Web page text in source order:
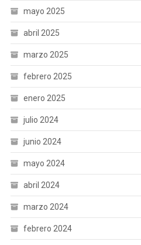
mayo 2025
abril 2025
marzo 2025
febrero 2025
enero 2025
julio 2024
junio 2024
mayo 2024
abril 2024
marzo 2024
febrero 2024